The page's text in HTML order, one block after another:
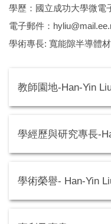
學歷：國立成功大學微電
電子郵件：
學術專長: 寬能隙半導體
教師園地-Han-Yin
學經歷與研究專長-
學術榮譽- Han-Yin